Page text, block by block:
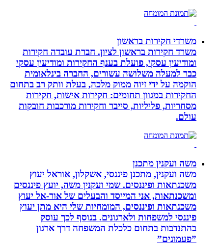
משרדי חקירות בראשון
משרד חקירות בראשון לציון. חברת עובדה חקירות
ומודיעין עסקי, פועלת בענף החקירות ומודיעין עסקי
כבר למעלה משלושה עשורים, החברה בינלאומית
הוקמה על ידי זיוה ממוק מלכה, בעלת וותק רב בתחום
החקירות במגוון תחומים: חקירות אישות, חקירות
מסחריות, פליליות, סייבר וחקירות מורכבות חובקות
עולם.
משה ועקנין מתכנן
משה ועקנין, מתכנן פיננסי, אשקלון, אוראל יעוץ
משכנתאות ופיננסים. שמי ועקנין משה, יועץ פיננסים
ומשכנתאות, אני המייסד והבעלים של אור-אל יעוץ
משכנתאות ופיננסים, המומחיות שלי היא מתן יעוץ
פיננסי למשפחות ולארגונים. בנוסף לכך עוסק
בהתנדבות בתחום כלכלת המשפחה דרך ארגון
”פעמונים”